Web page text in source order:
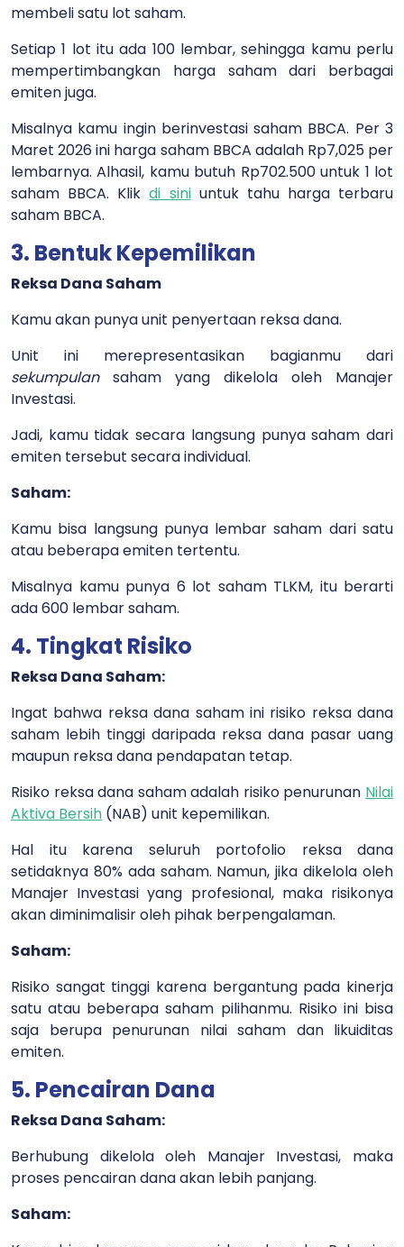
membeli satu lot saham.
Setiap 1 lot itu ada 100 lembar, sehingga kamu perlu
mempertimbangkan harga saham dari berbagai
emiten juga.
Misalnya kamu ingin berinvestasi saham BBCA. Per 3
Maret 2026 ini harga saham BBCA adalah Rp7,025 per
lembarnya. Alhasil, kamu butuh Rp702.500 untuk 1 lot
saham BBCA. Klikdi siniuntuk tahu harga terbaru
saham BBCA.
3. Bentuk Kepemilikan
Reksa Dana Saham
Kamu akan punya unit penyertaan reksa dana.
Unit ini merepresentasikan bagianmu dari
sekumpulansaham yang dikelola oleh Manajer
Investasi.
Jadi, kamu tidak secara langsung punya saham dari
emiten tersebut secara individual.
Saham:
Kamu bisa langsung punya lembar saham dari satu
atau beberapa emiten tertentu.
Misalnya kamu punya 6 lot saham TLKM, itu berarti
ada 600 lembar saham.
4. Tingkat Risiko
Reksa Dana Saham:
Ingat bahwa reksa dana saham ini risiko reksa dana
saham lebih tinggi daripada reksa dana pasar uang
maupun reksa dana pendapatan tetap.
Risiko reksa dana saham adalah risiko penurunan Nilai
Aktiva Bersih (NAB) unit kepemilikan.
Hal itu karena seluruh portofolio reksa dana
setidaknya 80% ada saham. Namun, jika dikelola oleh
Manajer Investasi yang profesional, maka risikonya
akan diminimalisir oleh pihak berpengalaman.
Saham:
Risiko sangat tinggi karena bergantung pada kinerja
satu atau beberapa saham pilihanmu. Risiko ini bisa
saja berupa penurunan nilai saham dan likuiditas
emiten.
5. Pencairan Dana
Reksa Dana Saham:
Berhubung dikelola oleh Manajer Investasi, maka
proses pencairan dana akan lebih panjang.
Saham: